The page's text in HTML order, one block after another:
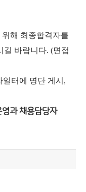
해 최종합격자를
길 바랍니다. (면접
터에 명단 게시,
과 채용담당자